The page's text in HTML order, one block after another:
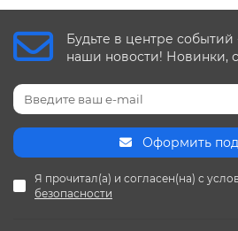
Будьте в центре
наши новости! Новинки,
Оформить
Я прочитал(а) и согласен(на) с
безопасности